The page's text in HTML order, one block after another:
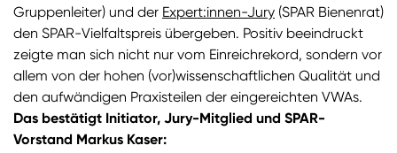
Gruppenleiter) und der Expert:innen-Jury (SPAR Bienenrat)
den SPAR-Vielfaltspreis übergeben. Positiv beeindruckt
zeigte man sich nicht nur vom Einreichrekord, sondern vor
allem von der hohen (vor)wissenschaftlichen Qualität und
den aufwändigen Praxisteilen der eingereichten VWAs.
Das bestätigt Initiator, Jury-Mitglied und SPAR-
Vorstand Markus Kaser: